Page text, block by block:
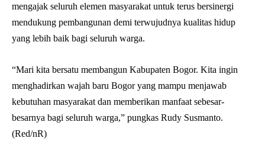
mengajak seluruh elemen masyarakat untuk terus bersinergi
mendukung pembangunan demi terwujudnya kualitas hidup
yang lebih baik bagi seluruh warga.
“Mari kita bersatu membangun Kabupaten Bogor. Kita ingin
menghadirkan wajah baru Bogor yang mampu menjawab
kebutuhan masyarakat dan memberikan manfaat sebesar-
besarnya bagi seluruh warga,” pungkas Rudy Susmanto.
(Red/nR)